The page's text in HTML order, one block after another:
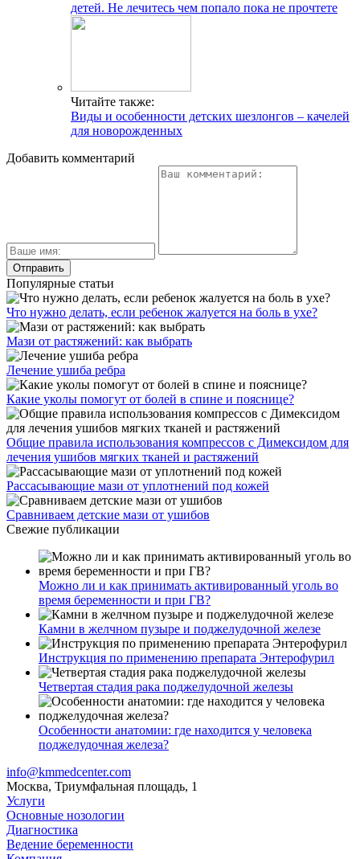
детей. Не лечитесь чем попало пока не прочтете
Читайте также:
Виды и особенности детских шезлонгов – качелей
для новорожденных
Добавить комментарий
Популярные статьи
Что нужно делать, если ребенок жалуется на боль в ухе?
Мази от растяжений: как выбрать
Лечение ушиба ребра
Какие уколы помогут от болей в спине и пояснице?
Общие правила использования компрессов с Димексидом для
лечения ушибов мягких тканей и растяжений
Рассасывающие мази от уплотнений под кожей
Сравниваем детские мази от ушибов
Свежие публикации
Можно ли и как принимать активированный уголь во
время беременности и при ГВ?
Камни в желчном пузыре и поджелудочной железе
Инструкция по применению препарата Энтерофурил
Четвертая стадия рака поджелудочной железы
Особенности анатомии: где находится у человека
поджелудочная железа?
info@kmmedcenter.com
Москва, Триумфальная площадь, 1
Услуги
Основные нозологии
Диагностика
Ведение беременности